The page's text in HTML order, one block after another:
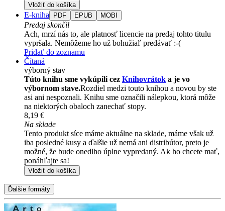
Vložiť do košíka
E-kniha PDF EPUB MOBI
Predaj skončil
Ach, mrzí nás to, ale platnosť licencie na predaj tohto titulu
vypršala. Nemôžeme ho už bohužiaľ predávať :-(
Pridať do zoznamu
Čítaná
výborný stav
Túto knihu sme vykúpili cez Knihovrátok a je vo
výbornom stave.Rozdiel medzi touto knihou a novou by ste
asi ani nespoznali. Knihu sme označili nálepkou, ktorá môže
na niektorých obaloch zanechať stopy.
8,19 €
Na sklade
Tento produkt síce máme aktuálne na sklade, máme však už
iba posledné kusy a ďalšie už nemá ani distribútor, preto je
možné, že bude onedlho úplne vypredaný. Ak ho chcete mať,
ponáhľajte sa!
Vložiť do košíka
Ďalšie formáty